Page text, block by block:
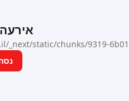
static/chunks/9319-